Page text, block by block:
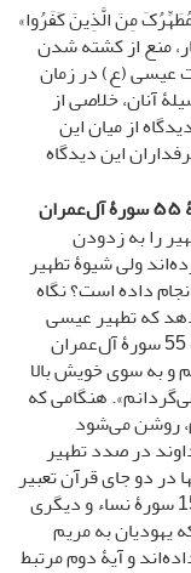
مِنَ الَّذِینَ کَفَرُوا»
منع از کشته شدن
عیسی (ع) در زمان
آنان، خلاصی از
از میان این
این دیدگاه
۵۵سورۀ آل‌عمران
را به زدودن
ولی شیوۀ تطهیر
داده است؟ نگاه
که تطهیر عیسی
(ع) مرتبط با آبروی ایشان است. خداوند در آیۀ 55 سورۀ آل‌عمران
و به سوى خویش بالا
هنگامی که
روشن می‌شود
در صدد تطهیر
در دو جای قرآن تعبیر
«بهتان عظیم» به کار رفته است، یکی در آیۀ 156 سورۀ نساء و دیگری
که یهودیان به مریم
و آیۀ دوم مرتبط